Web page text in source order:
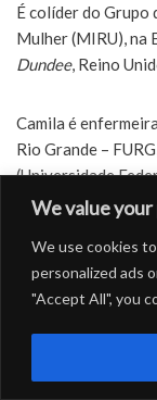
We value
We use cookies
personalized ads
"Accept All", you
É colíder do Grupo
Mulher (MIRU), na
Dundee, Reino
Camila é
Rio Grande –
(Universidade
Doutoramento em
É também membro
Universidade de
Reino Unido.
CONFOA|